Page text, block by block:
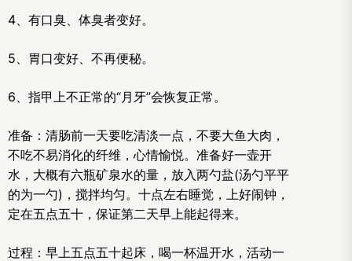
4、有口臭、体臭者变好。
5、胃口变好、不再便秘。
6、指甲上不正常的“月牙”会恢复正常。
准备：清肠前一天要吃清淡一点，不要大鱼大肉，
不吃不易消化的纤维，心情愉悦。准备好一壶开
水，大概有六瓶矿泉水的量，放入两勺盐(汤勺平平
的为一勺)，搅拌均匀。十点左右睡觉，上好闹钟，
定在五点五十，保证第二天早上能起得来。
过程：早上五点五十起床，喝一杯温开水，活动一